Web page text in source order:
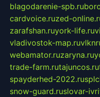
blagodarenie-spb.ru
cardvoice.ruzed-
zarafshan.ruyork-life.ru
vladivostok-map.ru
webamator.ruzaryna.ru
trade-farm.rutajuncos.ru
spayderhed-2022.ru
snow-guard.ruslovar-